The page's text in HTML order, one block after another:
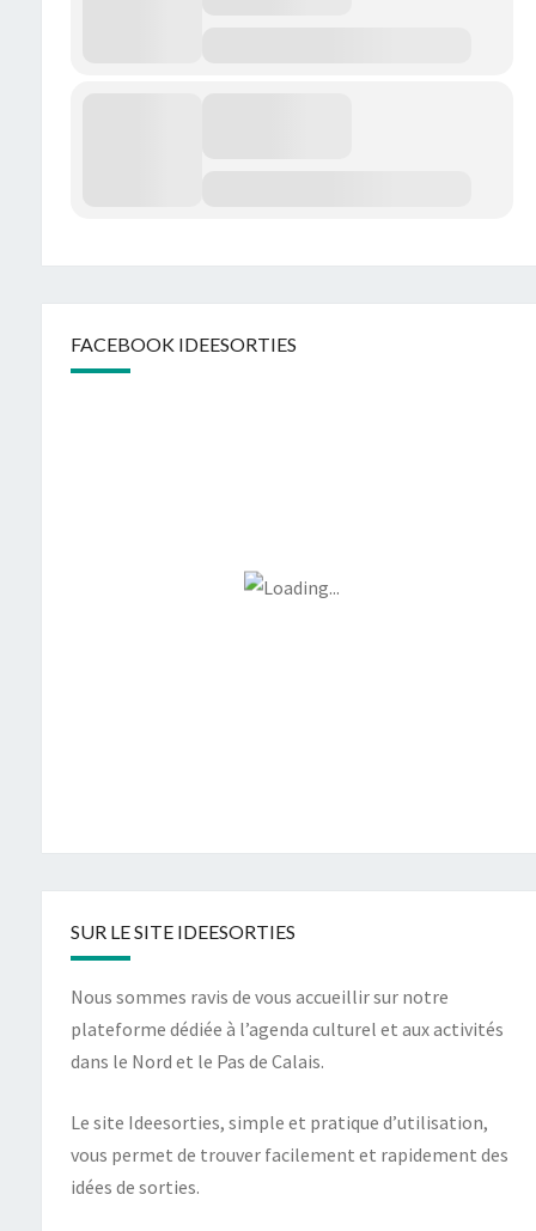
FACEBOOK IDEESORTIES
SUR LE SITE IDEESORTIES
Nous sommes ravis de vous accueillir sur notre
plateforme dédiée à l’agenda culturel et aux activités
dans le Nord et le Pas de Calais.
Le site Ideesorties, simple et pratique d’utilisation,
vous permet de trouver facilement et rapidement des
idées de sorties.